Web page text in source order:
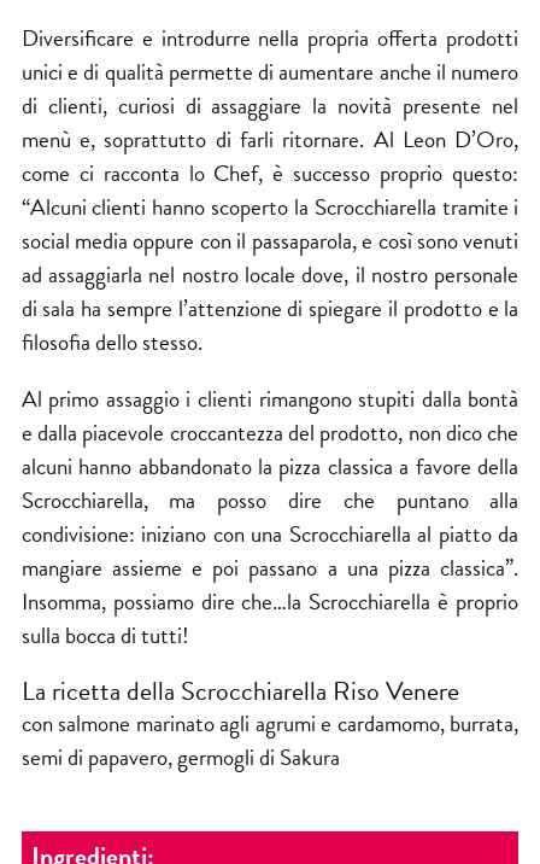
Diversificare e introdurre nella propria offerta prodotti
unici e di qualità permette di aumentare anche il numero
di clienti, curiosi di assaggiare la novità presente nel
menù e, soprattutto di farli ritornare. Al Leon D’Oro,
come ci racconta lo Chef, è successo proprio questo:
“Alcuni clienti hanno scoperto la Scrocchiarella tramite i
social media oppure con il passaparola, e così sono venuti
ad assaggiarla nel nostro locale dove, il nostro personale
di sala ha sempre l’attenzione di spiegare il prodotto e la
filosofia dello stesso.
Al primo assaggio i clienti rimangono stupiti dalla bontà
e dalla piacevole croccantezza del prodotto, non dico che
alcuni hanno abbandonato la pizza classica a favore della
Scrocchiarella, ma posso dire che puntano alla
condivisione: iniziano con una Scrocchiarella al piatto da
mangiare assieme e poi passano a una pizza classica”.
Insomma, possiamo dire che…la Scrocchiarella è proprio
sulla bocca di tutti!
La ricetta della Scrocchiarella Riso Venere
con salmone marinato agli agrumi e cardamomo, burrata,
semi di papavero, germogli di Sakura